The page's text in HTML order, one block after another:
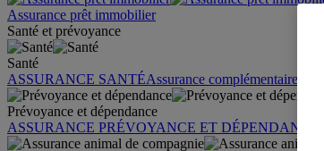
Assurance prêt immobilier
Santé et prévoyance
Santé
ASSURANCE SANTÉAssurance complémentaire santé
Prévoyance et dépendance
ASSURANCE PRÉVOYANCE ET DÉPENDANCE